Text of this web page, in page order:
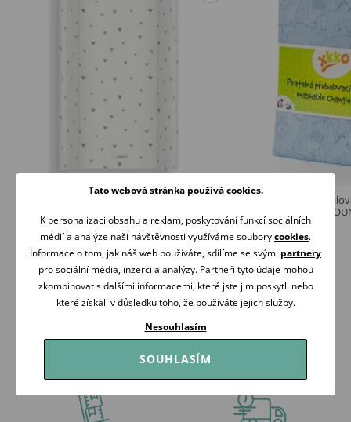
Albero Mio Přebalovací podložka s pevnou
459 Kč
Skladem
Koupit
Kikko Pratelná
50x70cm - SAFARI
315 Kč
Skladem
Koupit
Tato webová stránka používá cookies.
K personalizaci obsahu a reklam, poskytování funkcí sociálních
médií a analýze naší návštěvnosti využíváme souborycookies.
Informace o tom, jak náš web používáte, sdílíme se svými partnery
pro sociální média, inzerci a analýzy. Partneři tyto údaje mohou
zkombinovat s dalšími informacemi, které jste jim poskytli nebo
které získali v důsledku toho, že používáte jejich služby.
Nesouhlasím
SOUHLASÍM